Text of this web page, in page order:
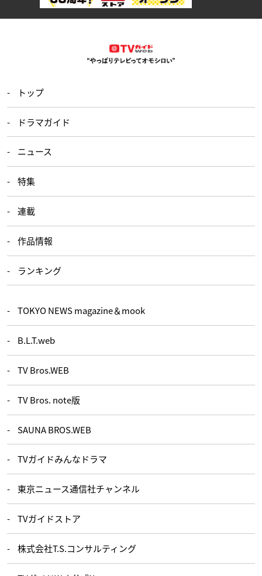
トップ
ドラマガイド
ニュース
特集
連載
作品情報
ランキング
TOKYO NEWS magazine＆mook
B.L.T.web
TV Bros.WEB
TV Bros. note版
SAUNA BROS.WEB
TVガイドみんなドラマ
東京ニュース通信社チャンネル
TVガイドストア
株式会社T.S.コンサルティング